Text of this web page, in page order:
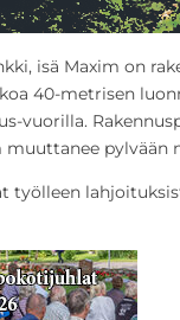
isä Maxim on
40-metrisen
vuorilla.
pylvään
työlleen